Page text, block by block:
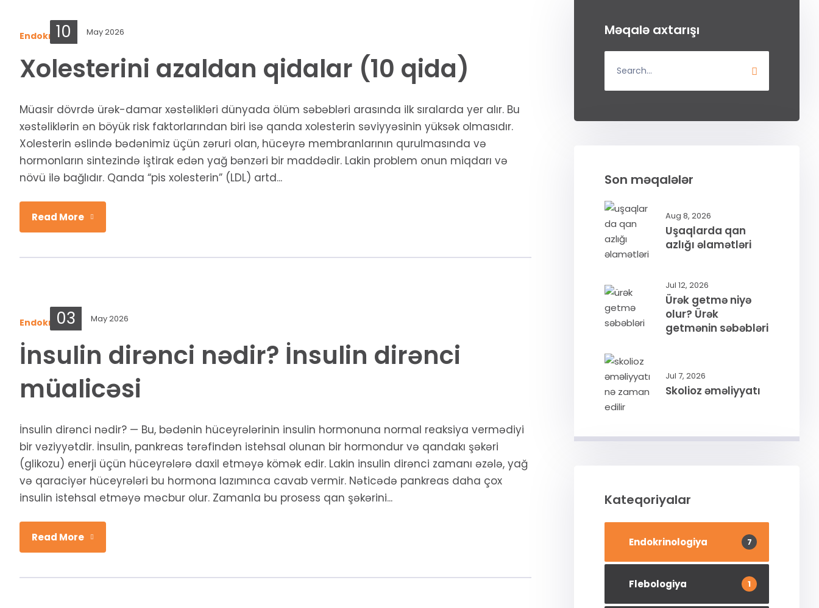
10 May 2026
Endokrinologiya
Xolesterini azaldan qidalar (10 qida)
Müasir dövrdə ürək-damar xəstəlikləri dünyada ölüm səbəbləri arasında ilk sıralarda yer alır. Bu
xəstəliklərin ən böyük risk faktorlarından biri isə qanda xolesterin səviyyəsinin yüksək olmasıdır.
Xolesterin əslində bədənimiz üçün zəruri olan, hüceyrə membranlarının qurulmasında və
hormonların sintezində iştirak edən yağ bənzəri bir maddədir. Lakin problem onun miqdarı və
növü ilə bağlıdır. Qanda “pis xolesterin” (LDL) artd...
Read More
03 May 2026
Endokrinologiya
İnsulin dirənci nədir? İnsulin dirənci
müalicəsi
İnsulin dirənci nədir? — Bu, bədənin hüceyrələrinin insulin hormonuna normal reaksiya vermədiyi
bir vəziyyətdir. İnsulin, pankreas tərəfindən istehsal olunan bir hormondur və qandakı şəkəri
(glikozu) enerji üçün hüceyrələrə daxil etməyə kömək edir. Lakin insulin dirənci zamanı əzələ, yağ
və qaraciyər hüceyrələri bu hormona lazımınca cavab vermir. Nəticədə pankreas daha çox
insulin istehsal etməyə məcbur olur. Zamanla bu prosess qan şəkərini...
Read More
Məqalə axtarışı
Son məqalələr
Aug 8, 2026
Uşaqlarda qan
azlığı əlamətləri
Jul 12, 2026
Ürək getmə niyə
olur? Ürək
getmənin səbəbləri
Jul 7, 2026
Skolioz əməliyyatı
Kateqoriyalar
Endokrinologiya 7
Flebologiya 1